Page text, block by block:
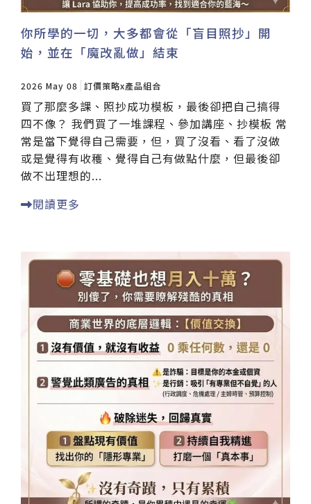
你所學的一切，大多都會從「盲目照抄」開
始，並在「魔改亂做」結束
2026 May 08 訂價策略x產品組合
買了那麼多課、照抄成功模板，最後卻把自己搞得
四不像？ 我們買了一堆課程、參加講座、抄模板 常
常是當下覺得自己需要，但，買了沒看、看了沒做
或是覺得有收穫、覺得自己有做點什麼，但最後卻
做不出理想的...
閱讀更多